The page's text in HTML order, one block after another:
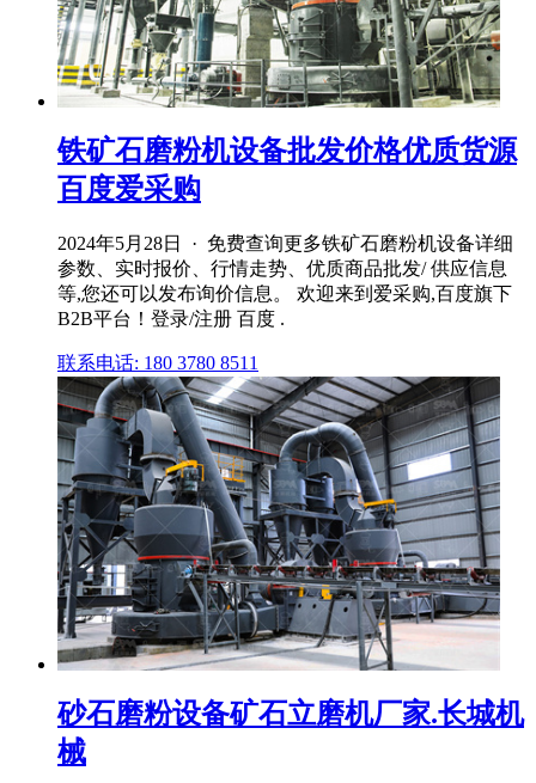
铁矿石磨粉机设备批发价格优质货源
百度爱采购
2024年5月28日 · 免费查询更多铁矿石磨粉机设备详细
参数、实时报价、行情走势、优质商品批发/ 供应信息
等,您还可以发布询价信息。 欢迎来到爱采购,百度旗下
B2B平台！登录/注册 百度 .
联系电话: 180 3780 8511
砂石磨粉设备矿石立磨机厂家.长城机
械